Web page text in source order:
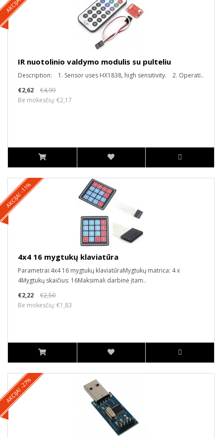
IR nuotolinio valdymo modulis su pulteliu
Description: 1. Sensor uses HX1838, high sensitivity. 2. Operati..
€2,62
€4,99
Be mokesčių: €2,17
AKCIJA! -11%
4x4 16 mygtukų klaviatūra
Parametrai:4x4 16 mygtukų klaviatūraMygtukų matrica: 4 x
4Mygtukų skaičius: 16Maksimali darbinė įtam..
€2,22
€2,50
Be mokesčių: €1,83
AKCIJA! -27%